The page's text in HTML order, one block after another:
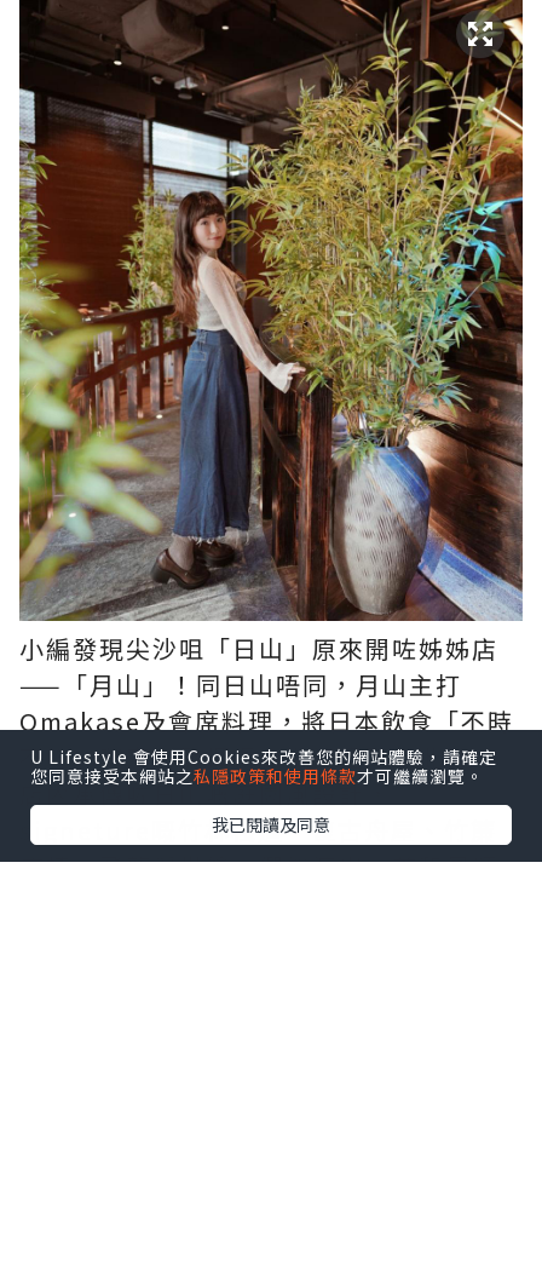
小編發現尖沙咀「日山」原來開咗姊姊店
——「月山」！同日山唔同，月山主打
Omakase及會席料理，將日本飲食「不時
不吃」嘅宗旨發揮得更淋漓盡致！此外，
店內承傳咗日山嘅庭園風設計，
signeture嘅竹林棧道、復古舟屋、竹簾
座椅、飛龍浮世繪，儼如演出一首和風頌
U Lifestyle 會使用Cookies來改善您的網站體驗，請確定
您同意接受本網站之私隱政策和使用條款才可繼續瀏覽。
我已閱讀及同意